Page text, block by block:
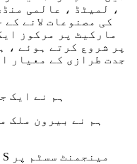
، لمیٹڈ ، عالمی
کی مصنوعات لانے
مارکیٹ پر مرکوز
پر شروع کرتے ہوئے ،
جدت طرازی کے معیار
ہم نے ایک
ہم نے بیرون ملک